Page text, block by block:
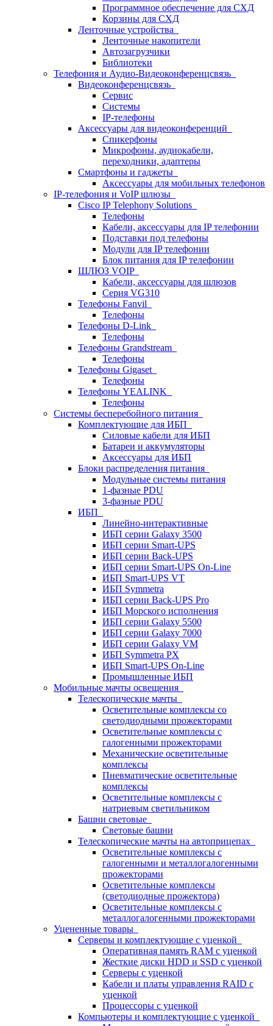
Программное обеспечение для СХД
Корзины для СХД
Ленточные устройства
Ленточные накопители
Автозагрузчики
Библиотеки
Телефония и Аудио-Видеоконференцсвязь
Видеоконференцсвязь
Сервис
Системы
IP-телефоны
Аксессуары для видеоконференций
Спикерфоны
Микрофоны, аудиокабели,
переходники, адаптеры
Смартфоны и гаджеты
Аксессуары для мобильных телефонов
IP-телефония и VoIP шлюзы
Cisco IP Telephony Solutions
Телефоны
Кабели, аксессуары для IP телефонии
Подставки под телефоны
Модули для IP телефонии
Блок питания для IP телефонии
ШЛЮЗ VOIP
Кабели, аксессуары для шлюзов
Серия VG310
Телефоны Fanvil
Телефоны
Телефоны D-Link
Телефоны
Телефоны Grandstream
Телефоны
Телефоны Gigaset
Телефоны
Телефоны YEALINK
Телефоны
Системы бесперебойного питания
Комплектующие для ИБП
Силовые кабели для ИБП
Батареи и аккумуляторы
Аксессуары для ИБП
Блоки распределения питания
Модульные системы питания
1-фазные PDU
3-фазные PDU
ИБП
Линейно-интерактивные
ИБП серии Galaxy 3500
ИБП серии Smart-UPS
ИБП серии Back-UPS
ИБП серии Smart-UPS On-Line
ИБП Smart-UPS VT
ИБП Symmetra
ИБП серии Back-UPS Pro
ИБП Морского исполнения
ИБП серии Galaxy 5500
ИБП серии Galaxy 7000
ИБП серии Galaxy VM
ИБП Symmetra PX
ИБП Smart-UPS On-Line
Промышленные ИБП
Мобильные мачты освещения
Телескопические мачты
Осветительные комплексы со
светодиодными прожекторами
Осветительные комплексы с
галогенными прожекторами
Механические осветительные
комплексы
Пневматические осветительные
комплексы
Осветительные комплексы с
натриевым светильником
Башни световые
Световые башни
Телескопические мачты на автоприцепах
Осветительные комплексы с
галогенными и металлогалогенными
прожекторами
Осветительные комплексы
(светодиодные прожектора)
Осветительные комплексы с
металлогалогенными прожекторами
Уцененные товары
Серверы и комплектующие с уценкой
Оперативная память RAM с уценкой
Жесткие диски HDD и SSD с уценкой
Серверы с уценкой
Кабели и платы управления RAID с
уценкой
Процессоры с уценкой
Компьютеры и комплектующие с уценкой